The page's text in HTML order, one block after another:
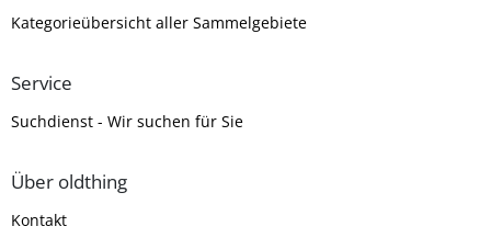
Kategorieübersicht aller Sammelgebiete
Service
Suchdienst - Wir suchen für Sie
Über oldthing
Kontakt